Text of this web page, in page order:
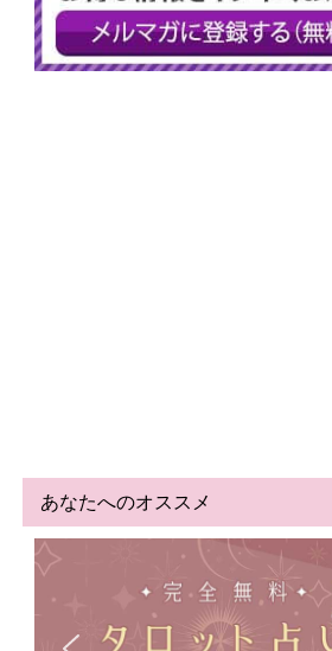
あなたへのオススメ